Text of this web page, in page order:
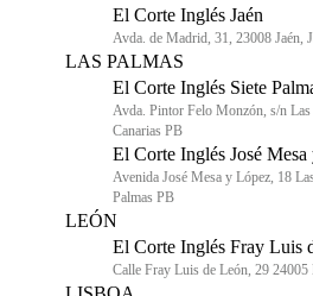
El Corte Inglés Jaén
Avda. de Madrid, 31, 23008 Jaén,
LAS PALMAS
El Corte Inglés Siete
Avda. Pintor Felo Monzón, s/n Las
Canarias PB
El Corte Inglés José
Avenida José Mesa y López, 18
Palmas PB
LEÓN
El Corte Inglés Fray Luis
Calle Fray Luis de León, 29 24005